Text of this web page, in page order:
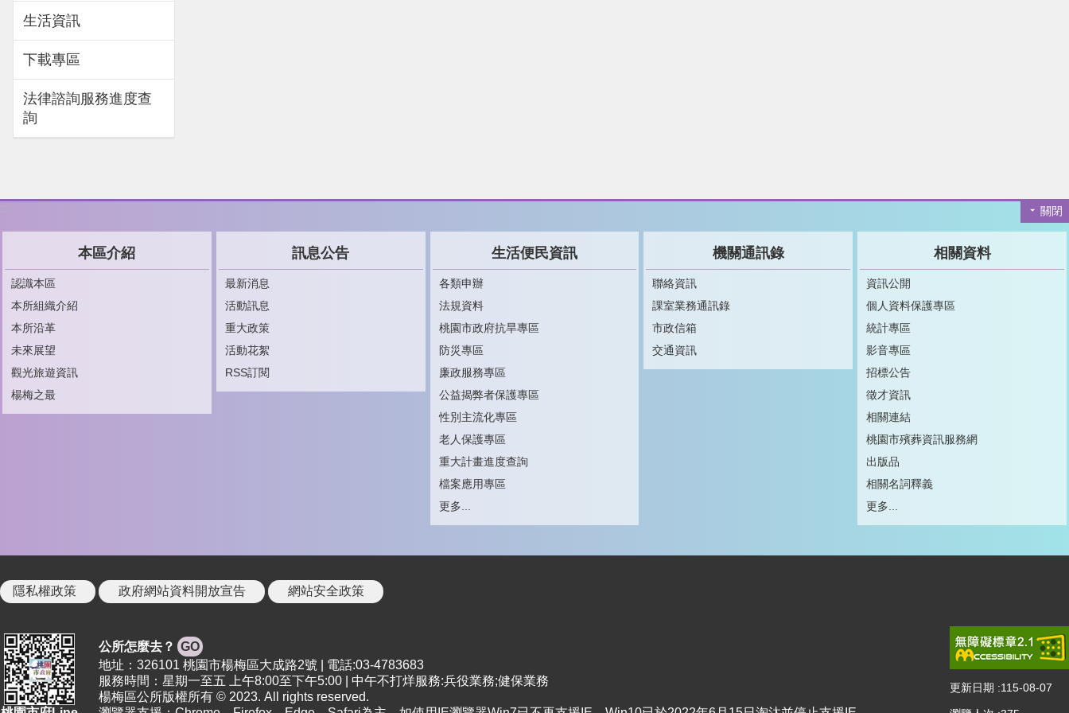
生活資訊
下載專區
法律諮詢服務進度查
詢
關閉
:::
本區介紹
認識本區
本所組織介紹
本所沿革
未來展望
觀光旅遊資訊
楊梅之最
訊息公告
最新消息
活動訊息
重大政策
活動花絮
RSS訂閱
生活便民資訊
各類申辦
法規資料
桃園市政府抗旱專區
防災專區
廉政服務專區
公益揭弊者保護專區
性別主流化專區
老人保護專區
重大計畫進度查詢
檔案應用專區
更多...
機關通訊錄
聯絡資訊
課室業務通訊錄
市政信箱
交通資訊
相關資料
資訊公開
個人資料保護專區
統計專區
影音專區
招標公告
徵才資訊
相關連結
桃園市殯葬資訊服務網
出版品
相關名詞釋義
更多...
隱私權政策 政府網站資料開放宣告 網站安全政策
公所怎麼去？ GO
地址：326101 桃園市楊梅區大成路2號 | 電話:03-4783683
服務時間：星期一至五 上午8:00至下午5:00 | 中午不打烊服務:兵役業務;健保業務
楊梅區公所版權所有 © 2023. All rights reserved.
更新日期 115-08-07